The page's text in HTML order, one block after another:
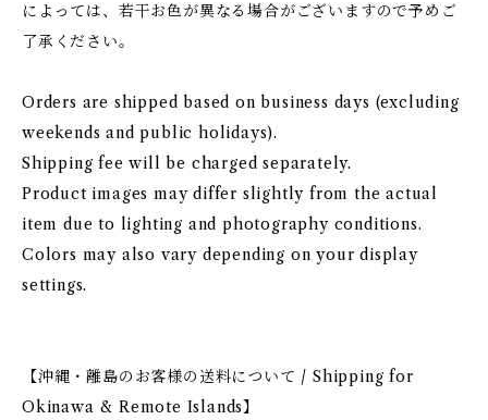
によっては、若干お色が異なる場合がございますので予めご
了承ください。
Orders are shipped based on business days (excluding
weekends and public holidays).
Shipping fee will be charged separately.
Product images may differ slightly from the actual
item due to lighting and photography conditions.
Colors may also vary depending on your display
settings.
【沖縄・離島のお客様の送料について / Shipping for
Okinawa & Remote Islands】